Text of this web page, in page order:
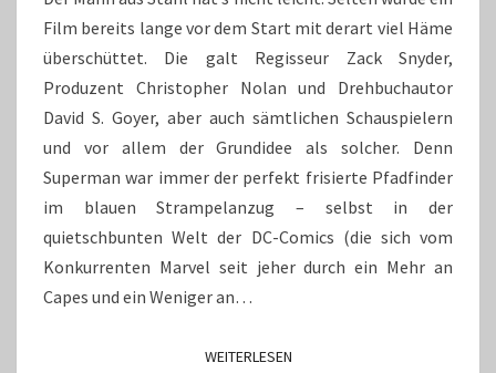
Film bereits lange vor dem Start mit derart viel Häme
überschüttet. Die galt Regisseur Zack Snyder,
Produzent Christopher Nolan und Drehbuchautor
David S. Goyer, aber auch sämtlichen Schauspielern
und vor allem der Grundidee als solcher. Denn
Superman war immer der perfekt frisierte Pfadfinder
im blauen Strampelanzug – selbst in der
quietschbunten Welt der DC-Comics (die sich vom
Konkurrenten Marvel seit jeher durch ein Mehr an
Capes und ein Weniger an…
WEITERLESENWEITERLESEN